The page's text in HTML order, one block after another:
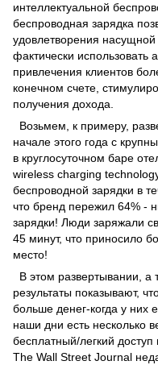
интеллектуальной
беспроводная зарядка
удовлетворения насущной
фактически
привлечения клиентов
конечном счете,
получения дохода.
Возьмем, к примеру,
начале этого года с
в круглосуточном баре
wireless charging
беспроводной зарядки в
что бренд пережил 64% -
зарядки! Люди заряжали
45 минут, что приносило
место!
В этом развертывании, а
результаты показывают,
больше денег-когда у них
наши дни есть
бесплатный/легкий
The Wall Street Journal